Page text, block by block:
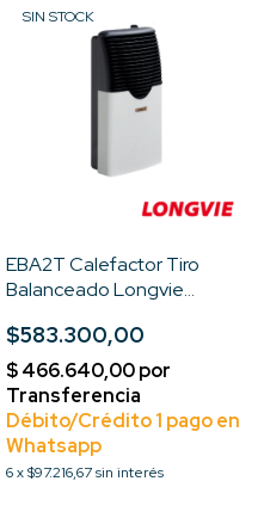
SIN STOCK
EBA2T Calefactor Tiro
Balanceado Longvie
$583.300,00
6x$97.216,67sin interés